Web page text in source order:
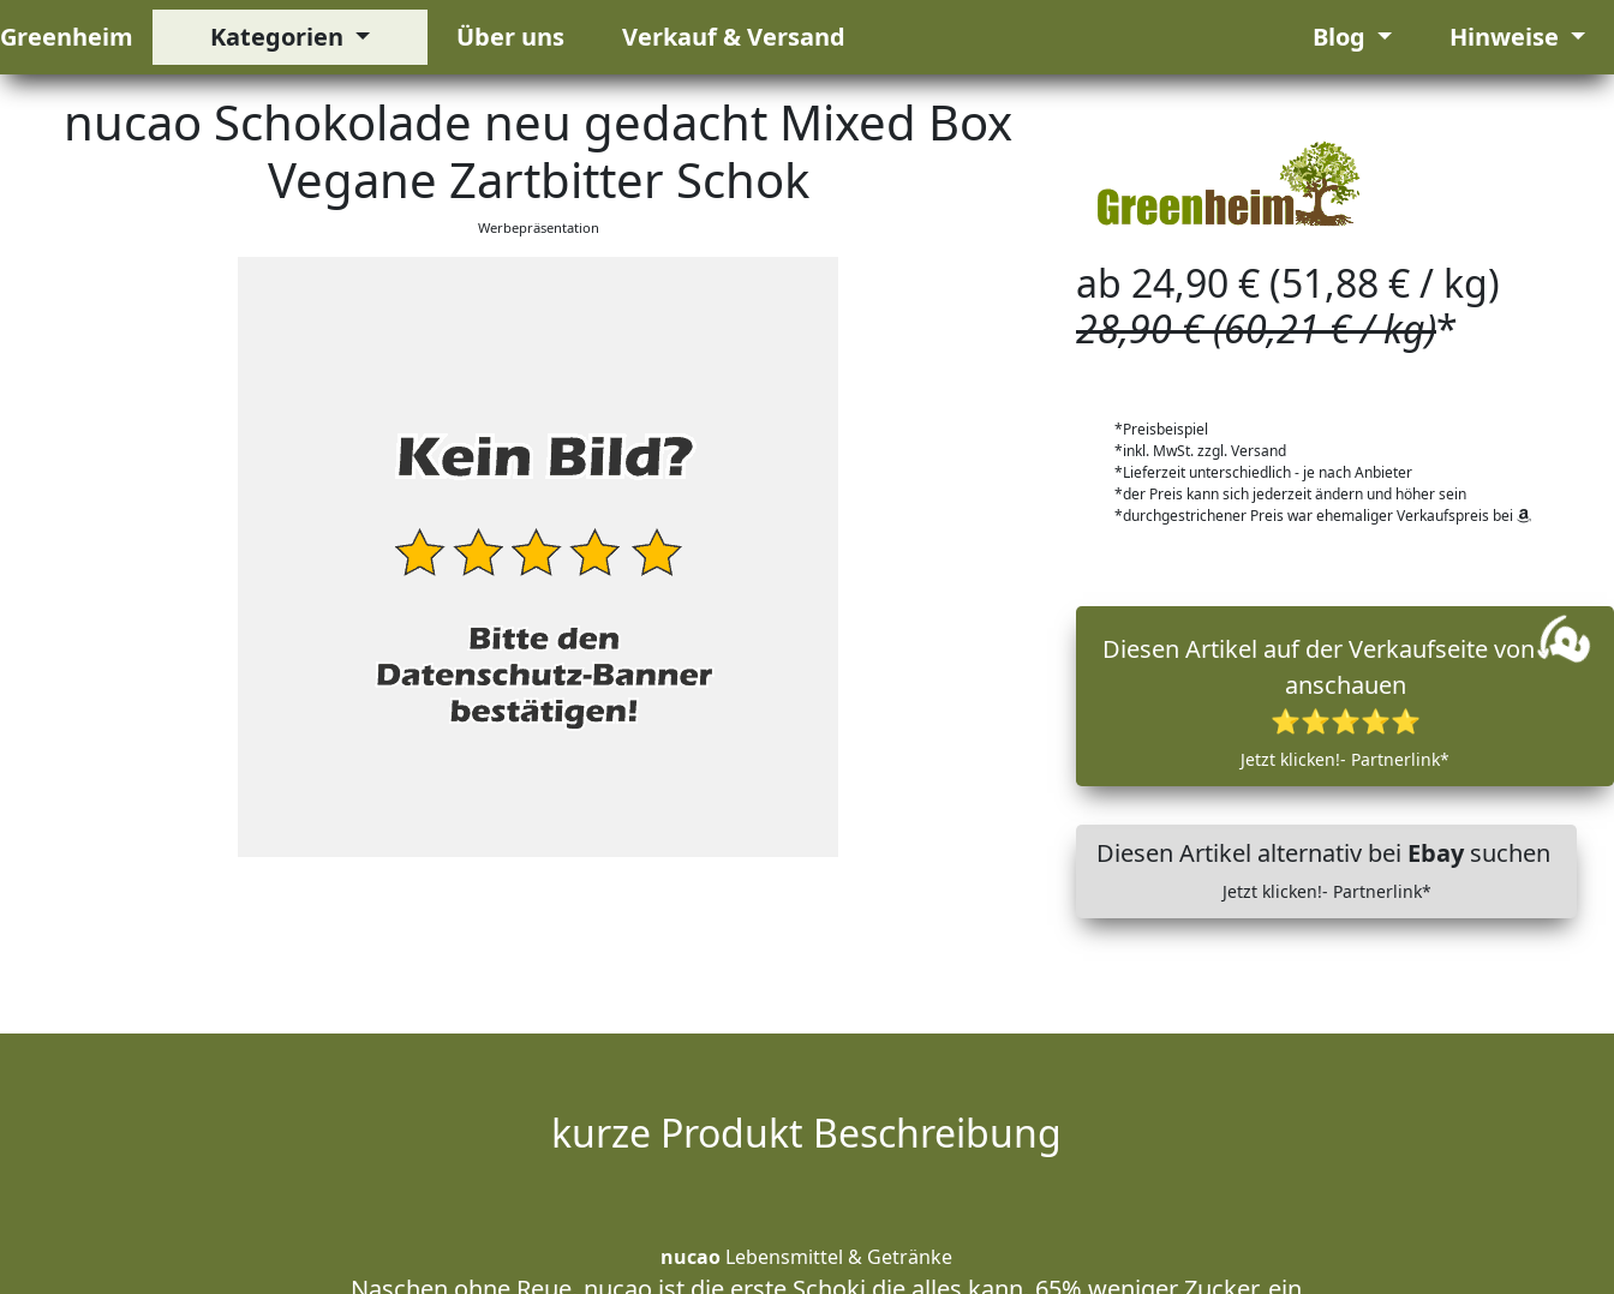
Greenheim Kategorien Über uns Verkauf & Versand Blog Hinweise
nucao Schokolade neu gedacht Mixed Box
Vegane Zartbitter Schok
Werbepräsentation
ab 24,90 € (51,88 € / kg)
28,90 € (60,21 € / kg)*
*Preisbeispiel
*inkl. MwSt. zzgl. Versand
*Lieferzeit unterschiedlich - je nach Anbieter
*der Preis kann sich jederzeit ändern und höher sein
*durchgestrichener Preis war ehemaliger Verkaufspreis bei
Diesen Artikel auf der Verkaufseite von
anschauen
⭐⭐⭐⭐⭐
Jetzt klicken!- Partnerlink*
Diesen Artikel alternativ bei Ebaysuchen
Jetzt klicken!- Partnerlink*
kurze Produkt Beschreibung
nucao Lebensmittel & Getränke